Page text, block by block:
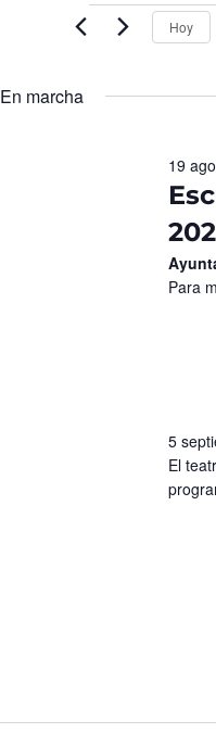
vistas
para
la
palabra
Hoy
En marcha
19
Para
5
El